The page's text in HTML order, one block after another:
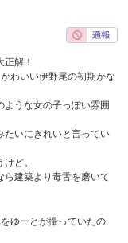
解！
わいい伊野尾の初期かな
ような女の子っぽい雰囲
たいにきれいと言ってい
ど。
ら建築より毒舌を磨いて
ゆーとが撮っていたの